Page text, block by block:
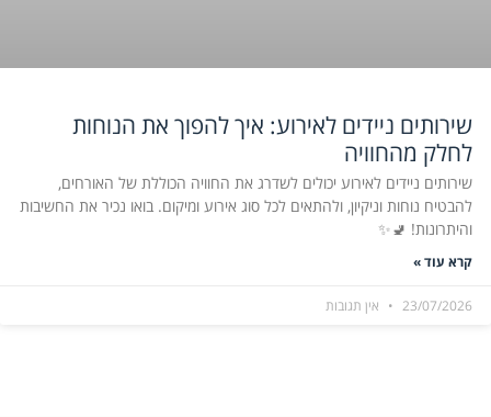
שירותים ניידים לאירוע: איך להפוך את הנוחות
לחלק מהחוויה
שירותים ניידים לאירוע יכולים לשדרג את החוויה הכוללת של האורחים,
להבטיח נוחות וניקיון, ולהתאים לכל סוג אירוע ומיקום. בואו נכיר את החשיבות
והיתרונות! 🚽✨
קרא עוד »
23/07/2026 אין תגובות